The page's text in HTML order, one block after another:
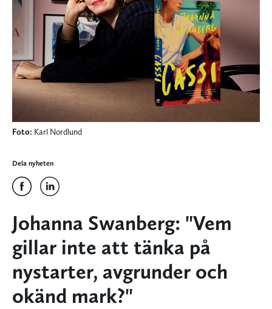
Foto: Karl Nordlund
Dela nyheten
Johanna Swanberg: "Vem
gillar inte att tänka på
nystarter, avgrunder och
okänd mark?"